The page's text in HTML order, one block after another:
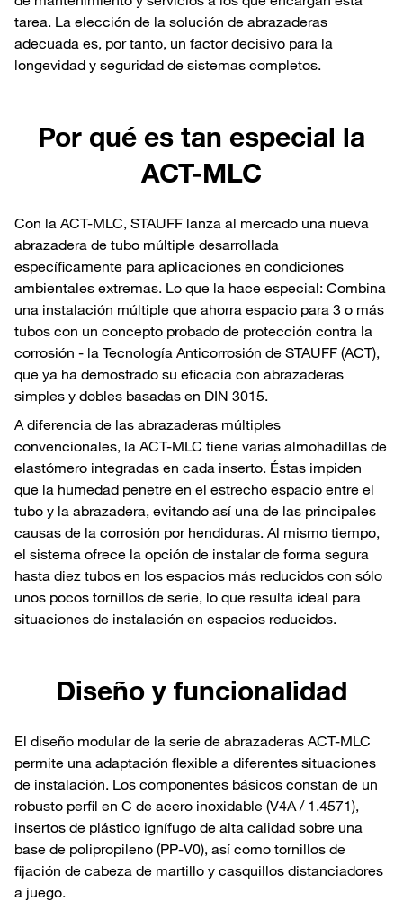
tarea. La elección de la solución de abrazaderas
adecuada es, por tanto, un factor decisivo para la
longevidad y seguridad de sistemas completos.
Por qué es tan especial la
ACT-MLC
Con la ACT-MLC, STAUFF lanza al mercado una nueva
abrazadera de tubo múltiple desarrollada
específicamente para aplicaciones en condiciones
ambientales extremas. Lo que la hace especial: Combina
una instalación múltiple que ahorra espacio para 3 o más
tubos con un concepto probado de protección contra la
corrosión - la Tecnología Anticorrosión de STAUFF (ACT),
que ya ha demostrado su eficacia con abrazaderas
simples y dobles basadas en DIN 3015.
A diferencia de las abrazaderas múltiples
convencionales, la ACT-MLC tiene varias almohadillas de
elastómero integradas en cada inserto. Éstas impiden
que la humedad penetre en el estrecho espacio entre el
tubo y la abrazadera, evitando así una de las principales
causas de la corrosión por hendiduras. Al mismo tiempo,
el sistema ofrece la opción de instalar de forma segura
hasta diez tubos en los espacios más reducidos con sólo
unos pocos tornillos de serie, lo que resulta ideal para
situaciones de instalación en espacios reducidos.
Diseño y funcionalidad
El diseño modular de la serie de abrazaderas ACT-MLC
permite una adaptación flexible a diferentes situaciones
de instalación. Los componentes básicos constan de un
robusto perfil en C de acero inoxidable (V4A / 1.4571),
insertos de plástico ignífugo de alta calidad sobre una
base de polipropileno (PP-V0), así como tornillos de
fijación de cabeza de martillo y casquillos distanciadores
a juego.